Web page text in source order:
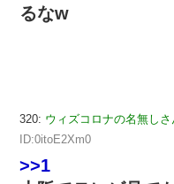
るなw
320: ウィズコロナの名無しさ
ID:0itoE2Xm0
>>1